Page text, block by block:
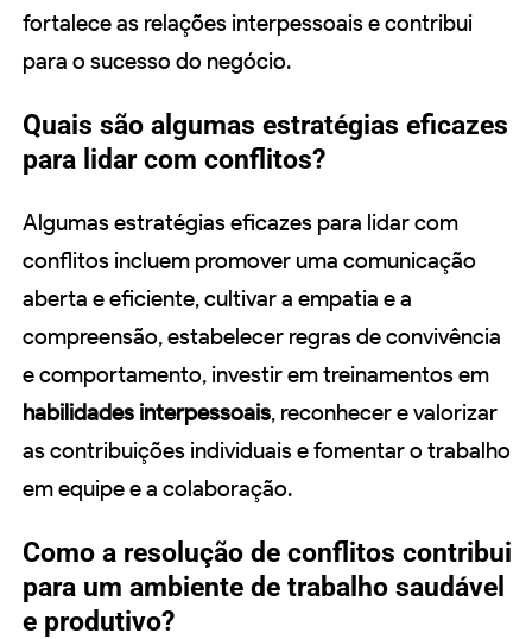
fortalece as relações interpessoais e contribui
para o sucesso do negócio.
Quais são algumas estratégias eficazes
para lidar com conflitos?
Algumas estratégias eficazes para lidar com
conflitos incluem promover uma comunicação
aberta e eficiente, cultivar a empatia e a
compreensão, estabelecer regras de convivência
e comportamento, investir em treinamentos em
habilidades interpessoais, reconhecer e valorizar
as contribuições individuais e fomentar o trabalho
em equipe e a colaboração.
Como a resolução de conflitos contribui
para um ambiente de trabalho saudável
e produtivo?